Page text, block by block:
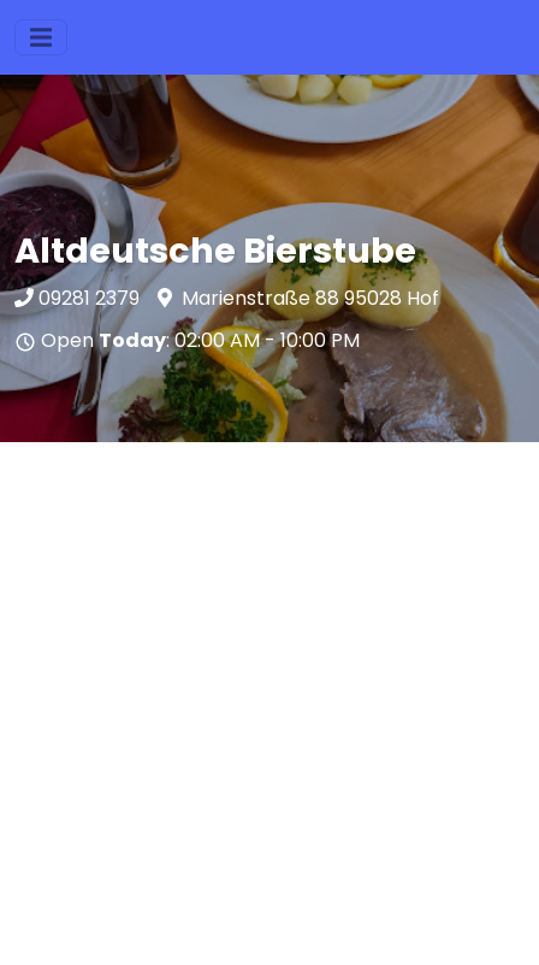
Altdeutsche Bierstube
09281 2379
Marienstraße 88 95028 Hof
OpenToday: 02:00 AM - 10:00 PM